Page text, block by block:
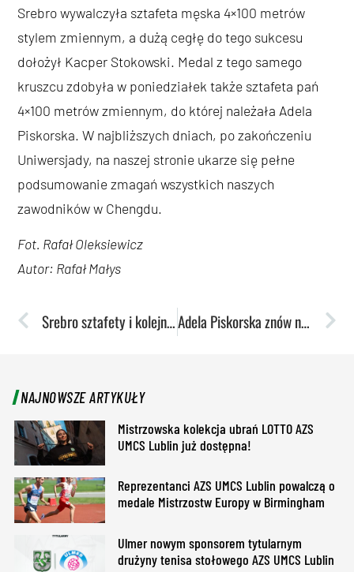
Srebro wywalczyła sztafeta męska 4×100 metrów
stylem zmiennym, a dużą cegłę do tego sukcesu
dołożył Kacper Stokowski. Medal z tego samego
kruszcu zdobyła w poniedziałek także sztafeta pań
4×100 metrów zmiennym, do której należała Adela
Piskorska. W najbliższych dniach, po zakończeniu
Uniwersjady, na naszej stronie ukarze się pełne
podsumowanie zmagań wszystkich naszych
zawodników w Chengdu.
Fot. Rafał Oleksiewicz
Autor: Rafał Małys
Srebro sztafety i kolejny triumf Piskorskiej Adela Piskorska znów na podium, tym razem w sztafecie
NAJNOWSZE ARTYKUŁY
Mistrzowska kolekcja ubrań LOTTO AZS
UMCS Lublin już dostępna!
Reprezentanci AZS UMCS Lublin powalczą o
medale Mistrzostw Europy w Birmingham
Ulmer nowym sponsorem tytularnym
drużyny tenisa stołowego AZS UMCS Lublin